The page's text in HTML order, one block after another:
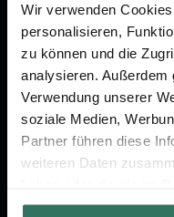
Wir verwenden
personalisieren,
zu können und die
analysieren. Außerdem
Verwendung unserer
soziale Medien,
Partner führen diese
weiteren Daten
gesammelt haben.
FÜR SIE
Vergleich
Ratgeber
Verzeichnis